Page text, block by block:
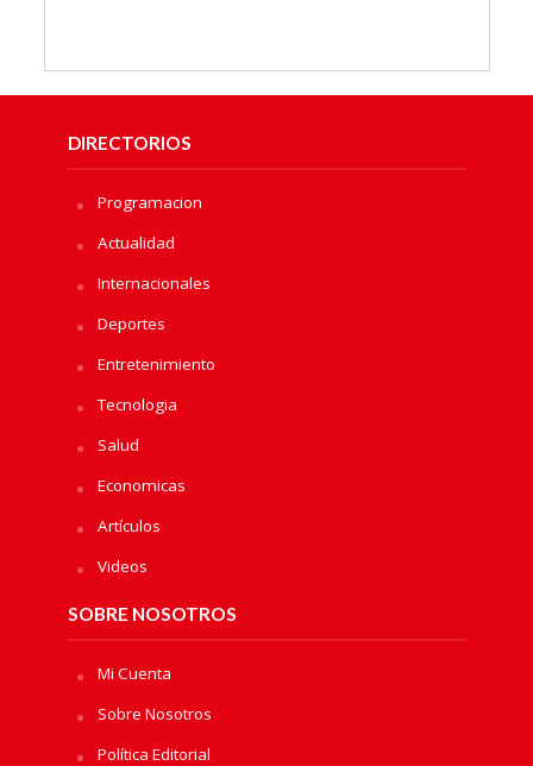
DIRECTORIOS
Programacion
Actualidad
Internacionales
Deportes
Entretenimiento
Tecnologia
Salud
Economicas
Artículos
Videos
SOBRE NOSOTROS
Mi Cuenta
Sobre Nosotros
Política Editorial